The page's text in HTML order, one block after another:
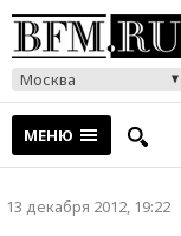
Москва
МЕНЮ
13 декабря 2012, 19:22